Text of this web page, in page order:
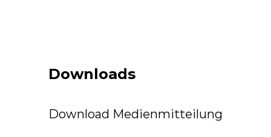
Downloads
Download Medienmitteilung